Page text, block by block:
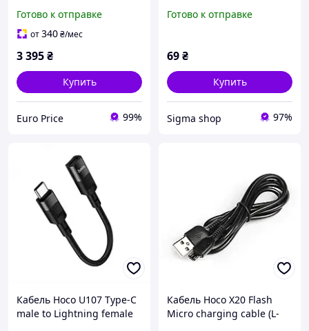
Готово к отправке
от340₴/мес
3 395₴
Купить
Euro Price 99%
Готово к отправке
69₴
Купить
Sigma shop 97%
Кабель Hoco U107 Type-C
male to Lightning female
Кабель Hoco X20 Flash
Micro charging cable (L-